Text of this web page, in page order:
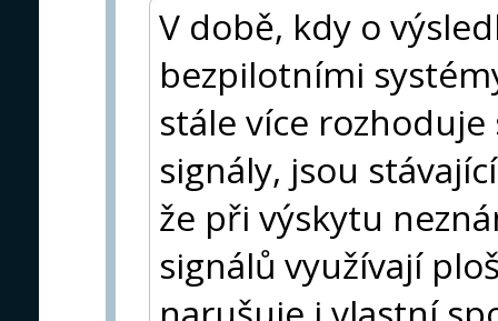
V době, kdy o
bezpilotními
stále více
signály, jsou
že při výskytu
signálů využívají